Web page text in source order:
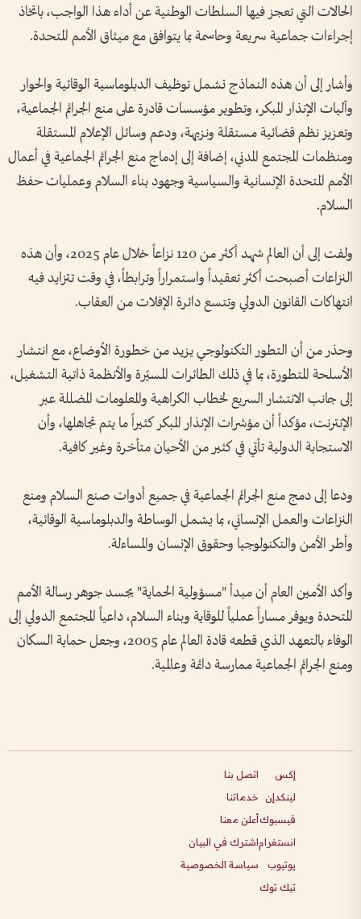
الحالات التي تعجز فيها السلطات الوطنية عن أداء هذا الواجب، باتخاذ
إجراءات جماعية سريعة وحاسمة بما يتوافق مع ميثاق الأمم المتحدة.
وأشار إلى أن هذه النماذج تشمل توظيف الدبلوماسية الوقائية والحوار
وآليات الإنذار المبكر، وتطوير مؤسسات قادرة على منع الجرائم الجماعية،
وتعزيز نظم قضائية مستقلة ونزيهة، ودعم وسائل الإعلام المستقلة
ومنظمات المجتمع المدني، إضافة إلى إدماج منع الجرائم الجماعية في أعمال
الأمم المتحدة الإنسانية والسياسية وجهود بناء السلام وعمليات حفظ
السلام.
ولفت إلى أن العالم شهد أكثر من 120 نزاعاً خلال عام 2025، وأن هذه
النزاعات أصبحت أكثر تعقيداً واستمراراً وترابطاً، في وقت تتزايد فيه
انتهاكات القانون الدولي وتتسع دائرة الإفلات من العقاب.
وحذر من أن التطور التكنولوجي يزيد من خطورة الأوضاع، مع انتشار
الأسلحة المتطورة، بما في ذلك الطائرات المسيّرة والأنظمة ذاتية التشغيل،
إلى جانب الانتشار السريع لخطاب الكراهية والمعلومات المضللة عبر
الإنترنت، مؤكداً أن مؤشرات الإنذار المبكر كثيراً ما يتم تجاهلها، وأن
الاستجابة الدولية تأتي في كثير من الأحيان متأخرة وغير كافية.
ودعا إلى دمج منع الجرائم الجماعية في جميع أدوات صنع السلام ومنع
النزاعات والعمل الإنساني، بما يشمل الوساطة والدبلوماسية الوقائية،
وأطر الأمن والتكنولوجيا وحقوق الإنسان والمساءلة.
وأكد الأمين العام أن مبدأ "مسؤولية الحماية" يجسد جوهر رسالة الأمم
المتحدة ويوفر مساراً عملياً للوقاية وبناء السلام، داعياً المجتمع الدولي إلى
الوفاء بالتعهد الذي قطعه قادة العالم عام 2005، وجعل حماية السكان
ومنع الجرائم الجماعية ممارسة دائمة وعالمية.
إكس
لينكدإن
فيسبوك
انستغرام
يوتيوب
تيك توك
اتصل بنا
خدماتنا
أعلن معنا
اشترك في البيان
سياسة الخصوصية